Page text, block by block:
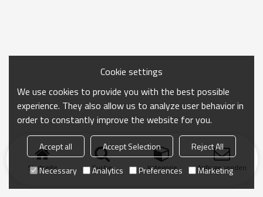
Startseite Suche Kategorie Anfrage senden
Cookie settings
We use cookies to provide you with the best possible
experience. They also allow us to analyze user behavior in
order to constantly improve the website for you.
Accept all Accept Selection
Reject All
Necessary
Analytics Preferences Marketing